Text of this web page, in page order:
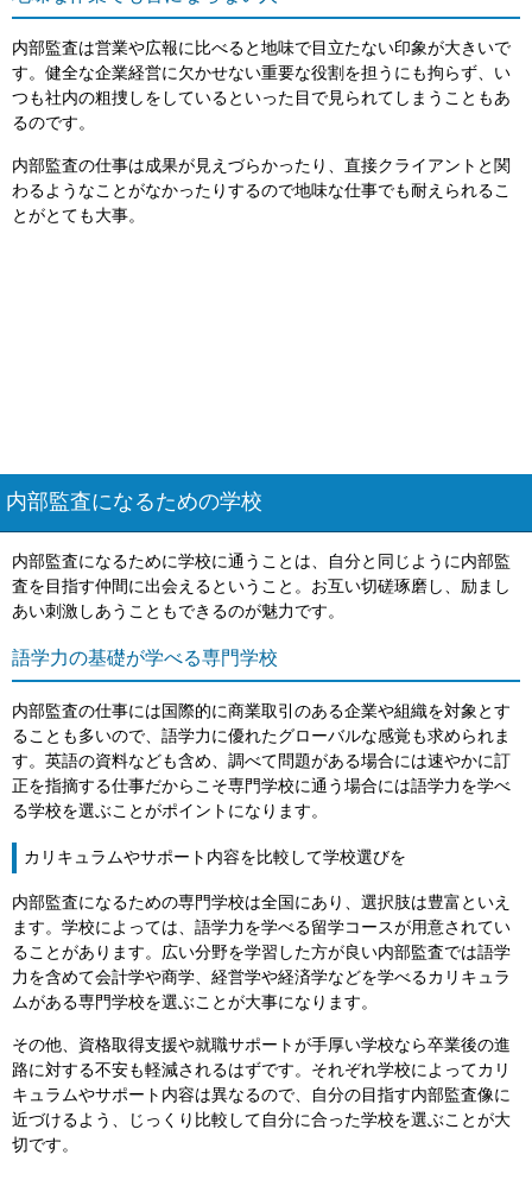
内部監査は営業や広報に比べると地味で目立たない印象が大きいで
す。健全な企業経営に欠かせない重要な役割を担うにも拘らず、い
つも社内の粗捜しをしているといった目で見られてしまうこともあ
るのです。
内部監査の仕事は成果が見えづらかったり、直接クライアントと関
わるようなことがなかったりするので地味な仕事でも耐えられるこ
とがとても大事。
内部監査になるための学校
内部監査になるために学校に通うことは、自分と同じように内部監
査を目指す仲間に出会えるということ。お互い切磋琢磨し、励まし
あい刺激しあうこともできるのが魅力です。
語学力の基礎が学べる専門学校
内部監査の仕事には国際的に商業取引のある企業や組織を対象とす
ることも多いので、語学力に優れたグローバルな感覚も求められま
す。英語の資料なども含め、調べて問題がある場合には速やかに訂
正を指摘する仕事だからこそ専門学校に通う場合には語学力を学べ
る学校を選ぶことがポイントになります。
カリキュラムやサポート内容を比較して学校選びを
内部監査になるための専門学校は全国にあり、選択肢は豊富といえ
ます。学校によっては、語学力を学べる留学コースが用意されてい
ることがあります。広い分野を学習した方が良い内部監査では語学
力を含めて会計学や商学、経営学や経済学などを学べるカリキュラ
ムがある専門学校を選ぶことが大事になります。
その他、資格取得支援や就職サポートが手厚い学校なら卒業後の進
路に対する不安も軽減されるはずです。それぞれ学校によってカリ
キュラムやサポート内容は異なるので、自分の目指す内部監査像に
近づけるよう、じっくり比較して自分に合った学校を選ぶことが大
切です。